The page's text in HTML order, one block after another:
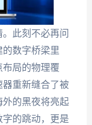
此刻不必再问
的数字桥梁里
局的物理覆
重新缝合了被
的黑夜将亮起
的跳动，更是